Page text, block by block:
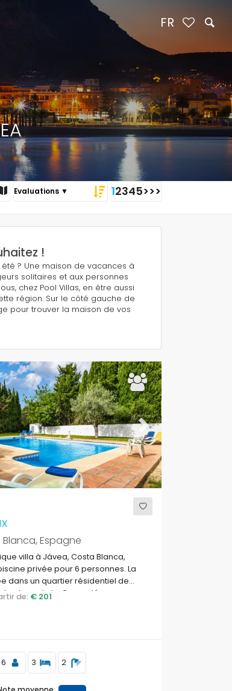
12345>>>
!
? Une maison de vacances à
solitaires et aux personnes
chez Pool Villas, en être aussi
région. Sur le côté gauche de
pour trouver la maison de vos
Next
Espagne
villa à Jávea, Costa Blanca,
privée pour 6 personnes. La
dans un quartier résidentiel de
plage de La Grava, Jávea.
de: € 201
6 3 2
FR